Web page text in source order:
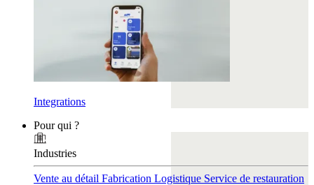
Integrations
Pour qui ?
Industries
Vente au détail Fabrication Logistique Service de restauration